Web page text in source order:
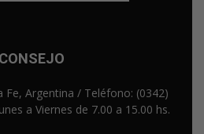
Fe, Argentina / Teléfono: (0342)
a Viernes de 7.00 a 15.00 hs.